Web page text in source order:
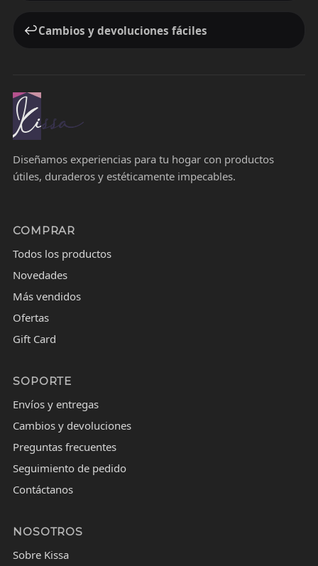
↩️Cambios y devoluciones fáciles
Diseñamos experiencias para tu hogar con productos
útiles, duraderos y estéticamente impecables.
COMPRAR
Todos los productos
Novedades
Más vendidos
Ofertas
Gift Card
SOPORTE
Envíos y entregas
Cambios y devoluciones
Preguntas frecuentes
Seguimiento de pedido
Contáctanos
NOSOTROS
Sobre Kissa